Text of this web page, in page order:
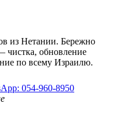
из Нетании. Бережно
чистка, обновление
по всему Израилю.
054-960-8950